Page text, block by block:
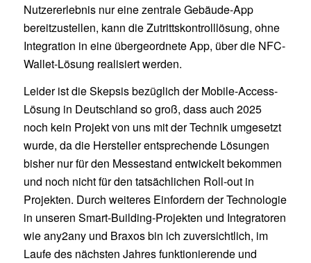
Nutzererlebnis nur eine zentrale Gebäude-App
bereitzustellen, kann die Zutrittskontrolllösung, ohne
Integration in eine übergeordnete App, über die NFC-
Wallet-Lösung realisiert werden.
Leider ist die Skepsis bezüglich der Mobile-Access-
Lösung in Deutschland so groß, dass auch 2025
noch kein Projekt von uns mit der Technik umgesetzt
wurde, da die Hersteller entsprechende Lösungen
bisher nur für den Messestand entwickelt bekommen
und noch nicht für den tatsächlichen Roll-out in
Projekten. Durch weiteres Einfordern der Technologie
in unseren Smart-Building-Projekten und Integratoren
wie any2any und Braxos bin ich zuversichtlich, im
Laufe des nächsten Jahres funktionierende und